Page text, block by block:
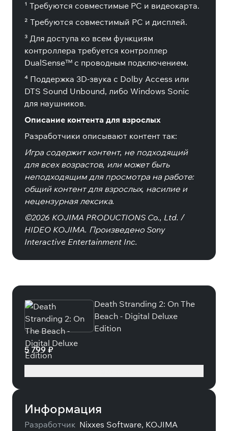
¹ Требуются совместимые PC и видеокарта.
² Требуются совместимый PC и дисплей.
³ Для доступа ко всем функциям
контроллера требуется контроллер
DualSense™ с проводным подключением.
⁴ Поддержка 3D-звука с Dolby Access или
DTS Sound Unbound, либо Windows Sonic
для наушников.
Описание контента для взрослых
Разработчики описывают контент так:
Игра содержит контент, не подходящий
для всех возрастов, или может быть
неподходящим для просмотра на работе:
общий контент для взрослых, насилие и
нецензурная лексика.
©2026 KOJIMA PRODUCTIONS Co., Ltd. /
HIDEO KOJIMA. Произведено Sony
Interactive Entertainment Inc.
Death Stranding 2: On The
Beach - Digital Deluxe
Edition
5 799 ₽
Информация
Разработчик Nixxes Software, KOJIMA